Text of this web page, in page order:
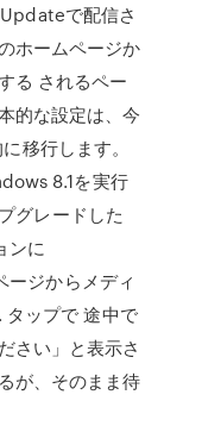
で配信さ
ホームページか
る されるペー
的な設定は、今
移行します。
8.1を実行
グレードした
ンに
ージからメディ
タップで 途中で
さい」と表示さ
が、そのまま待